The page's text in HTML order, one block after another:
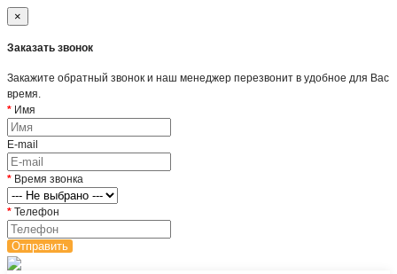
×
Заказать звонок
Закажите обратный звонок и наш менеджер перезвонит в удобное для Вас
время.
Имя
E-mail
Время звонка
Телефон
Отправить